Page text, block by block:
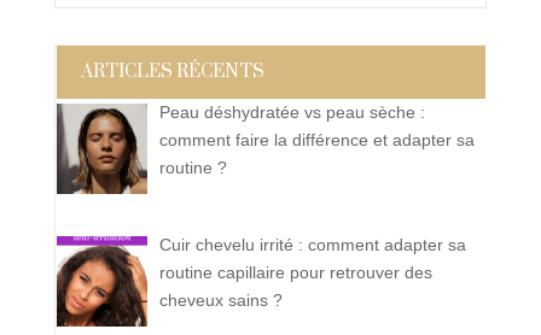
ARTICLES RÉCENTS
Peau déshydratée vs peau sèche :
comment faire la différence et adapter sa
routine ?
Cuir chevelu irrité : comment adapter sa
routine capillaire pour retrouver des
cheveux sains ?